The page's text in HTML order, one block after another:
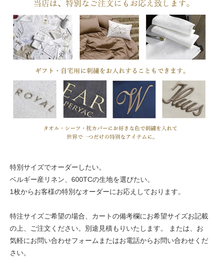
特別サイズでオーダーしたい。
ベルギー産リネン、600TCの生地を選びたい。
1枚からお客様の特別なオーダーにお応えしております。
特注サイズご希望の場合、カートの備考欄にお希望サイズお記載
の上、ご注文ください。別途見積もりいたします。 または、お
気軽にお問い合わせフォームまたはお電話からお問い合わせくだ
さい。